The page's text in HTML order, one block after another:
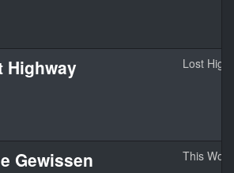
Highway Lost
Gewissen This